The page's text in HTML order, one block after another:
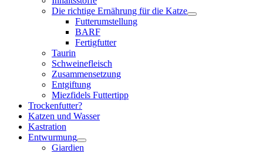
Die richtige Ernährung für die Katze
Futterumstellung
BARF
Fertigfutter
Taurin
Schweinefleisch
Zusammensetzung
Entgiftung
Miezfidels Futtertipp
Trockenfutter?
Katzen und Wasser
Kastration
Entwurmung
Giardien